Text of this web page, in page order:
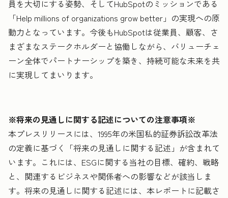
員を大切にする姿勢、そしてHubSpotのミッションである
「Help millions of organizations grow better」の実現への原
動力となっています。今後もHubSpotは従業員、顧客、さ
まざまなステークホルダーと協働しながら、バリューチェ
ーン全体でパートナーシップを築き、持続可能な未来を共
に実現してまいります。
※将来の見通しに関する記述についての注意事項※
本プレスリリースには、1995年の米国私的証券訴訟改革法
の定義に基づく「将来の見通しに関する記述」が含まれて
います。これには、ESGに関する当社の目標、確約、戦略
と、関連するビジネスや関係者への影響などが該当しま
す。将来の見通しに関する記述には、本レポートに記載さ